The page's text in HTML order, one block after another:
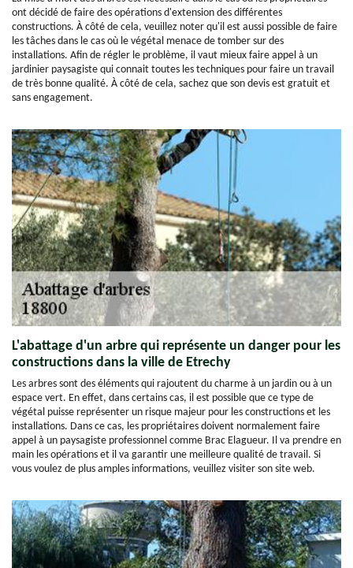
ont décidé de faire des opérations d'extension des différentes
constructions. À côté de cela, veuillez noter qu'il est aussi possible de faire
les tâches dans le cas où le végétal menace de tomber sur des
installations. Afin de régler le problème, il vaut mieux faire appel à un
jardinier paysagiste qui connait toutes les techniques pour faire un travail
de très bonne qualité. À côté de cela, sachez que son devis est gratuit et
sans engagement.
L'abattage d'un arbre qui représente un danger pour les
constructions dans la ville de Etrechy
Les arbres sont des éléments qui rajoutent du charme à un jardin ou à un
espace vert. En effet, dans certains cas, il est possible que ce type de
végétal puisse représenter un risque majeur pour les constructions et les
installations. Dans ce cas, les propriétaires doivent normalement faire
appel à un paysagiste professionnel comme Brac Elagueur. Il va prendre en
main les opérations et il va garantir une meilleure qualité de travail. Si
vous voulez de plus amples informations, veuillez visiter son site web.